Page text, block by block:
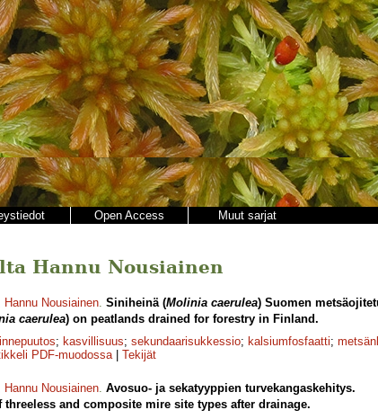
Open Access Muut sarjat
Hannu Nousiainen
Hannu Nousiainen. Siniheinä (Molinia caerulea) Suomen
caerulea) on peatlands drained for forestry in Finland.
; kasvillisuus; sekundaarisukkessio; kalsiumfosfaatti;
PDF-muodossa| Tekijät
Hannu Nousiainen. Avosuo- ja sekatyyppien turvekangaskehitys.
and composite mire site types after drainage.